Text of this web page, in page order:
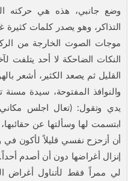
وضع جانبي، هذه هي حركته
التذاكر، وهو يصدر كلمات
موجات الصوت الخارجة من
النكات الضاحكة لا أحد يتلفت
القليل ثم يصعد الكثير، أشعر
والنوافذ المفتوحة، سيدة مسنة
يدي وتقول: (تعال اجلس مكاني
ابتسمت لها وسألتها عن
أن أزحزح نفسي قليلاً لأكون في
إنزال أغراضها دون أن أصدم
لي ممراً فقط لأتناول أغراض